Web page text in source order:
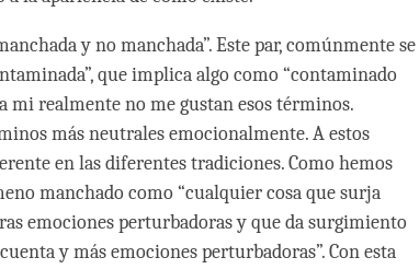
y no manchada”. Este par, comúnmente se
que implica algo como “contaminado
mi realmente no me gustan esos términos.
más neutrales emocionalmente. A estos
en las diferentes tradiciones. Como hemos
manchado como “cualquier cosa que surja
emociones perturbadoras y que da surgimiento
y más emociones perturbadoras”. Con esta